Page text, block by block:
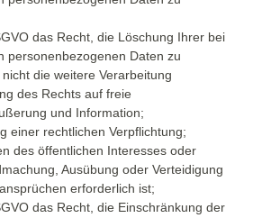
das Recht, die Löschung Ihrer bei
personenbezogenen Daten zu
die weitere Verarbeitung
des Rechts auf freie
und Information;
einer rechtlichen Verpflichtung;
des öffentlichen Interesses oder
Ausübung oder Verteidigung
erforderlich ist;
das Recht, die Einschränkung der